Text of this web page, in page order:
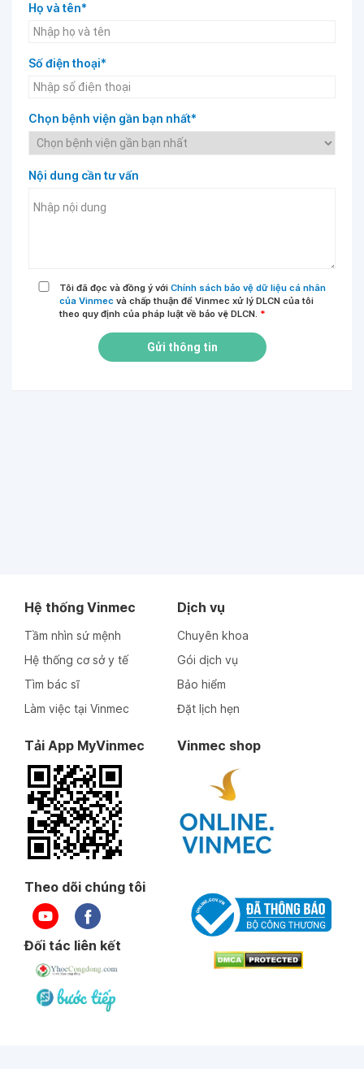
Họ và tên*
Số điện thoại*
Chọn bệnh viện gần bạn nhất*
Nội dung cần tư vấn
Tôi đã đọc và đồng ý với Chính sách bảo vệ dữ liệu cá nhân
của Vinmec và chấp thuận để Vinmec xử lý DLCN của tôi
theo quy định của pháp luật về bảo vệ DLCN. *
Gửi thông tin
Hệ thống Vinmec
Tầm nhìn sứ mệnh
Hệ thống cơ sở y tế
Tìm bác sĩ
Làm việc tại Vinmec
Dịch vụ
Chuyên khoa
Gói dịch vụ
Bảo hiểm
Đặt lịch hẹn
Tải App MyVinmec Vinmec shop
Theo dõi chúng tôi
Đối tác liên kết